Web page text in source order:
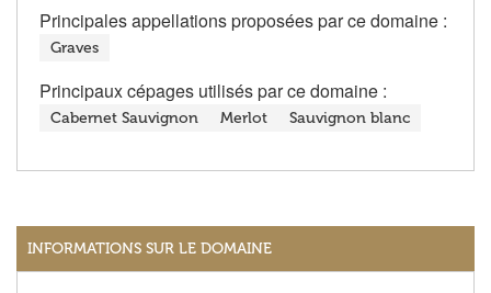
Principales appellations proposées par ce domaine :
Graves
Principaux cépages utilisés par ce domaine :
Cabernet Sauvignon Merlot Sauvignon blanc
INFORMATIONS SUR LE DOMAINE